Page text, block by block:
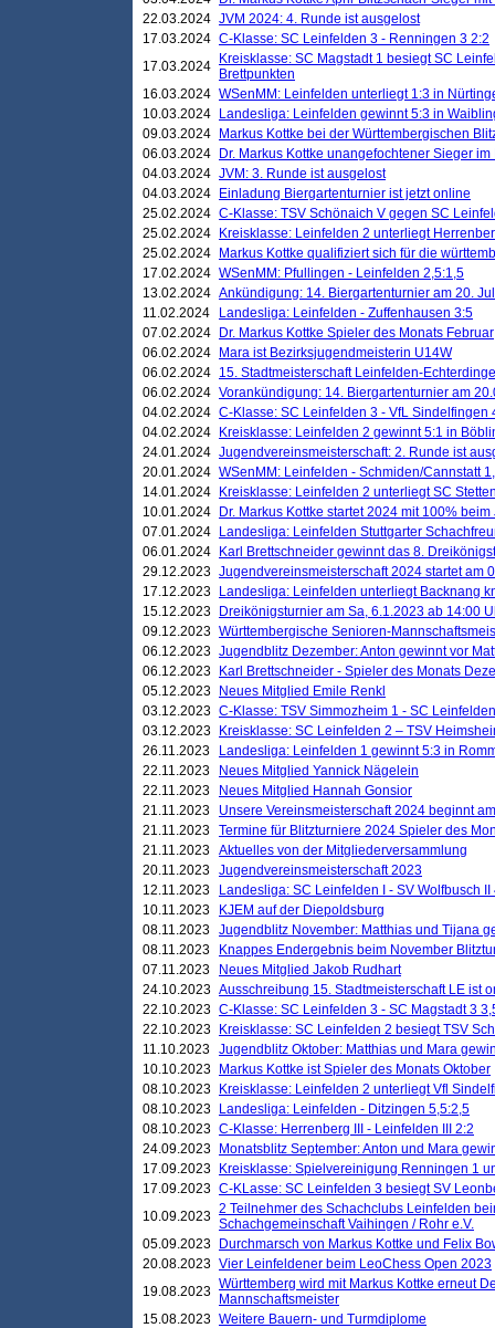
22.03.2024 JVM 2024: 4. Runde ist ausgelost
17.03.2024 C-Klasse: SC Leinfelden 3 - Renningen 3 2:2
17.03.2024
Kreisklasse: SC Magstadt 1 besiegt SC
Brettpunkten
16.03.2024 WSenMM: Leinfelden unterliegt 1:3 in
10.03.2024
Landesliga: Leinfelden gewinnt 5:3 in
09.03.2024
Markus Kottke bei der Württembergischen
06.03.2024
Dr. Markus Kottke unangefochtener Sieger
04.03.2024 JVM: 3. Runde ist ausgelost
04.03.2024
Einladung Biergartenturnier ist jetzt online
25.02.2024 C-Klasse: TSV Schönaich V gegen SC
25.02.2024
Kreisklasse: Leinfelden 2 unterliegt
25.02.2024
Markus Kottke qualifiziert sich für die
17.02.2024 WSenMM: Pfullingen - Leinfelden 2,5:1,5
13.02.2024 Ankündigung: 14. Biergartenturnier am 20.
11.02.2024
Landesliga: Leinfelden - Zuffenhausen 3:5
07.02.2024
Dr. Markus Kottke Spieler des Monats Februar
06.02.2024
Mara ist Bezirksjugendmeisterin U14W
06.02.2024 15. Stadtmeisterschaft Leinfelden-
06.02.2024 Vorankündigung: 14. Biergartenturnier am
04.02.2024 C-Klasse: SC Leinfelden 3 - VfL Sindelfingen
04.02.2024
Kreisklasse: Leinfelden 2 gewinnt 5:1 in
24.01.2024 Jugendvereinsmeisterschaft: 2. Runde ist
20.01.2024 WSenMM: Leinfelden - Schmiden/Cannstatt
14.01.2024
Kreisklasse: Leinfelden 2 unterliegt SC
10.01.2024
Dr. Markus Kottke startet 2024 mit 100%
07.01.2024
Landesliga: Leinfelden Stuttgarter
06.01.2024
Karl Brettschneider gewinnt das 8.
29.12.2023 Jugendvereinsmeisterschaft 2024 startet am
17.12.2023
Landesliga: Leinfelden unterliegt Backnang
15.12.2023
Dreikönigsturnier am Sa, 6.1.2023 ab 14:00
09.12.2023 Württembergische Senioren-
06.12.2023 Jugendblitz Dezember: Anton gewinnt vor
06.12.2023
Karl Brettschneider - Spieler des Monats
05.12.2023
Neues Mitglied Emile Renkl
03.12.2023 C-Klasse: TSV Simmozheim 1 - SC
03.12.2023
Kreisklasse: SC Leinfelden 2 – TSV
26.11.2023
Landesliga: Leinfelden 1 gewinnt 5:3 in
22.11.2023
Neues Mitglied Yannick Nägelein
22.11.2023
Neues Mitglied Hannah Gonsior
21.11.2023
Unsere Vereinsmeisterschaft 2024 beginnt
21.11.2023 Termine für Blitzturniere 2024 Spieler des
21.11.2023 Aktuelles von der Mitgliederversammlung
20.11.2023 Jugendvereinsmeisterschaft 2023
12.11.2023
Landesliga: SC Leinfelden I - SV Wolfbusch II
10.11.2023
KJEM auf der Diepoldsburg
08.11.2023 Jugendblitz November: Matthias und Tijana
08.11.2023
Knappes Endergebnis beim November
07.11.2023
Neues Mitglied Jakob Rudhart
24.10.2023 Ausschreibung 15. Stadtmeisterschaft LE ist
22.10.2023 C-Klasse: SC Leinfelden 3 - SC Magstadt 3
22.10.2023
Kreisklasse: SC Leinfelden 2 besiegt TSV
11.10.2023 Jugendblitz Oktober: Matthias und Mara
10.10.2023
Markus Kottke ist Spieler des Monats Oktober
08.10.2023
Kreisklasse: Leinfelden 2 unterliegt Vfl
08.10.2023
Landesliga: Leinfelden - Ditzingen 5,5:2,5
08.10.2023 C-Klasse: Herrenberg III - Leinfelden III 2:2
24.09.2023
Monatsblitz September: Anton und Mara
17.09.2023
Kreisklasse: Spielvereinigung Renningen 1
17.09.2023 C-KLasse: SC Leinfelden 3 besiegt SV
10.09.2023 2 Teilnehmer des Schachclubs Leinfelden
Schachgemeinschaft Vaihingen / Rohr e.V.
05.09.2023
Durchmarsch von Markus Kottke und Felix
20.08.2023 Vier Leinfeldener beim LeoChess Open 2023
19.08.2023 Württemberg wird mit Markus Kottke erneut
Mannschaftsmeister
15.08.2023 Weitere Bauern- und Turmdiplome